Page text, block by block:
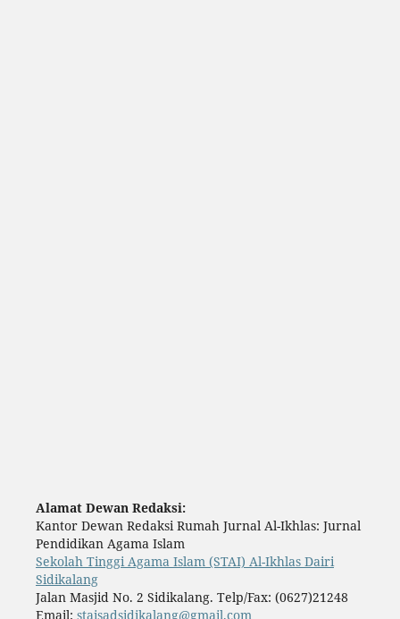
Alamat Dewan Redaksi:
Kantor Dewan Redaksi Rumah Jurnal Al-Ikhlas: Jurnal
Pendidikan Agama Islam
Sekolah Tinggi Agama Islam (STAI) Al-Ikhlas Dairi
Sidikalang
Jalan Masjid No. 2 Sidikalang. Telp/Fax: (0627)21248
Email: staisadsidikalang@gmail.com